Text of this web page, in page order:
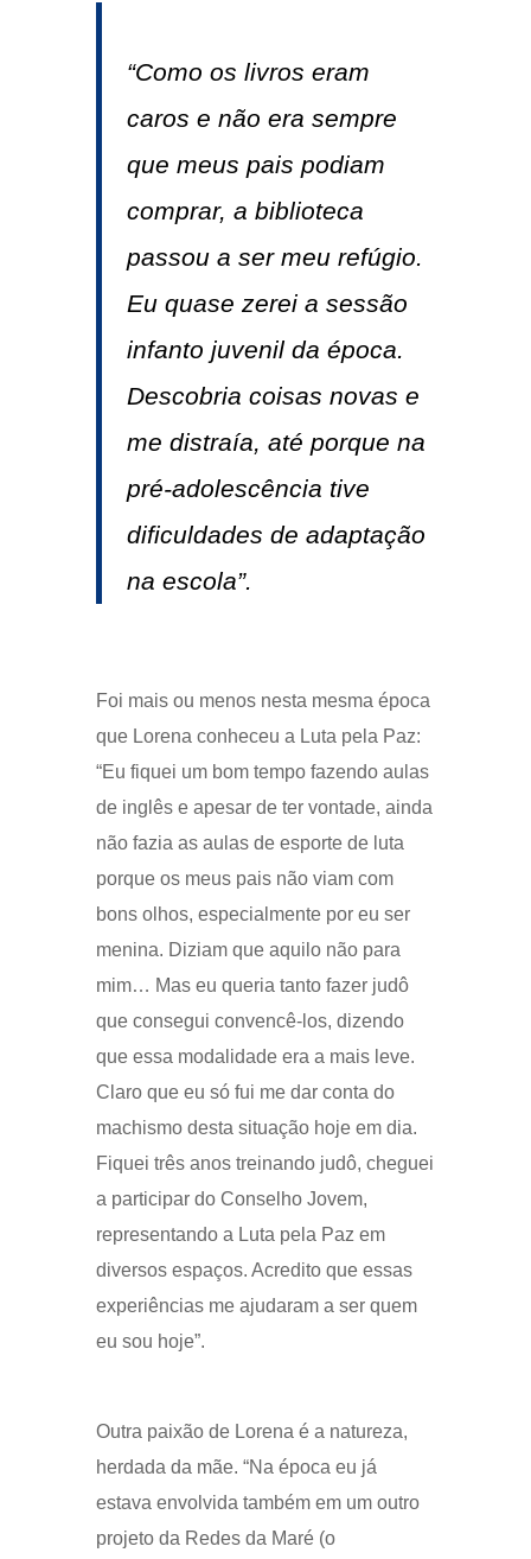
“Como os livros eram
caros e não era sempre
que meus pais podiam
comprar, a biblioteca
passou a ser meu refúgio.
Eu quase zerei a sessão
infanto juvenil da época.
Descobria coisas novas e
me distraía, até porque na
pré-adolescência tive
dificuldades de adaptação
na escola”.
Foi mais ou menos nesta mesma época
que Lorena conheceu a Luta pela Paz:
“Eu fiquei um bom tempo fazendo aulas
de inglês e apesar de ter vontade, ainda
não fazia as aulas de esporte de luta
porque os meus pais não viam com
bons olhos, especialmente por eu ser
menina. Diziam que aquilo não para
mim… Mas eu queria tanto fazer judô
que consegui convencê-los, dizendo
que essa modalidade era a mais leve.
Claro que eu só fui me dar conta do
machismo desta situação hoje em dia.
Fiquei três anos treinando judô, cheguei
a participar do Conselho Jovem,
representando a Luta pela Paz em
diversos espaços. Acredito que essas
experiências me ajudaram a ser quem
eu sou hoje”.
Outra paixão de Lorena é a natureza,
herdada da mãe. “Na época eu já
estava envolvida também em um outro
projeto da Redes da Maré (o